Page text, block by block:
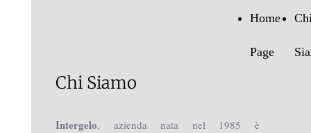
Home
Page
Chi Siamo
Intergelo, azienda nata nel 1985 è